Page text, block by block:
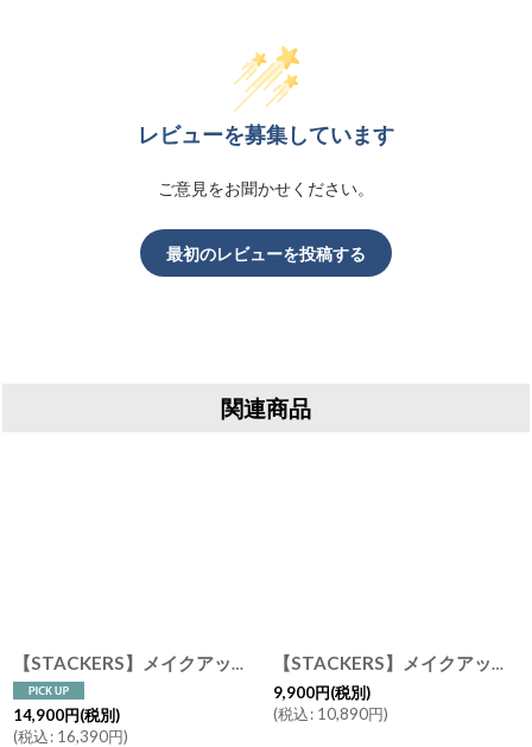
レビューを募集しています
ご意見をお聞かせください。
最初のレビューを投稿する
関連商品
【STACKERS】メイクアップ スライダー Makeup In-Drawer Organizer ブラッシュピンク Blush Pink スタッカーズ ロンドン
14,900円(税別)
(税込: 16,390円)
【STACKERS】メイクアップ バッグ Makeup Bag ブラック Black スタッカーズ イギリス ロンドン
9,900円(税別)
(税込: 10,890円)